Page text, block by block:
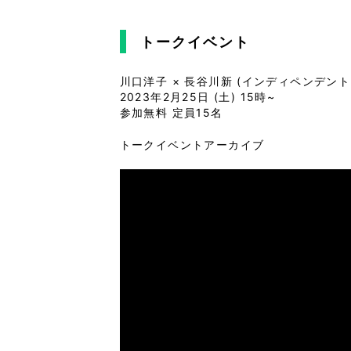
トークイベント
川口洋子 × 長谷川新 (インディペンデン
2023年2月25日 (土) 15時~
参加無料 定員15名
トークイベントアーカイブ